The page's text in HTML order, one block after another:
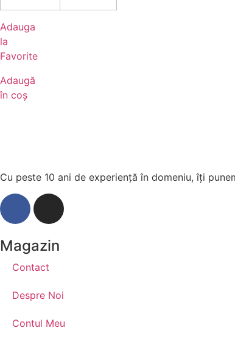
Adauga
la
Favorite
Adaugă
în coș
Cu peste 10 ani de experiență în domeniu, îți
Magazin
Contact
Despre Noi
Contul Meu